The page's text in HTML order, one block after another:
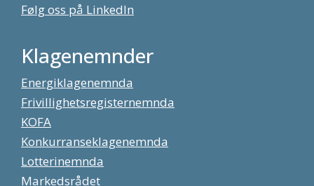
Følg oss på LinkedIn
Klagenemnder
Energiklagenemnda
Frivillighetsregisternemnda
KOFA
Konkurranseklagenemnda
Lotterinemnda
Markedsrådet